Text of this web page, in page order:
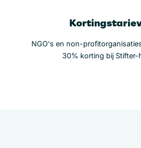
NGO's en non-
30% korting bij Stifter-